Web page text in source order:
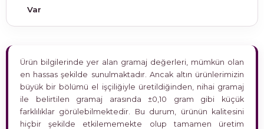
Var
Ürün bilgilerinde yer alan gramaj değerleri, mümkün olan
en hassas şekilde sunulmaktadır. Ancak altın ürünlerimizin
büyük bir bölümü el işçiliğiyle üretildiğinden, nihai gramaj
ile belirtilen gramaj arasında ±0,10 gram gibi küçük
farklılıklar görülebilmektedir. Bu durum, ürünün kalitesini
hiçbir şekilde etkilememekte olup tamamen üretim